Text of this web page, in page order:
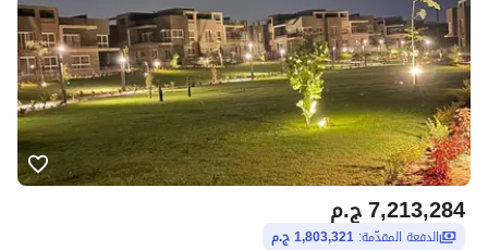
ج.م7,213,284
الدفعة المقدّمة: 1,803,321 ج.م